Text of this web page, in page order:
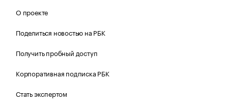
О проекте
Поделиться новостью на РБК
Получить пробный доступ
Корпоративная подписка РБК
Стать экспертом